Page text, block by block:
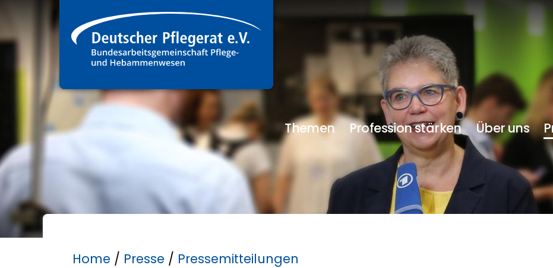
Themen Profession stärken Über uns
Home / Presse / Pressemitteilungen